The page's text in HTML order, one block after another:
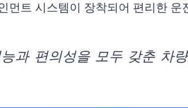
먼트 시스템이 장착되어 편리한 운
과 편의성을 모두 갖춘 차